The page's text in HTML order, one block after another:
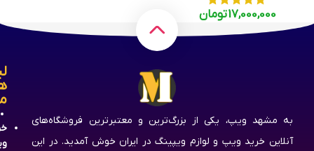
17,000,000تومان
به مشهد ویپ، یکی از بزرگ‌ترین و معتبرترین فروشگاه‌های
آنلاین خرید ویپ و لوازم ویپینگ در ایران خوش آمدید. در این